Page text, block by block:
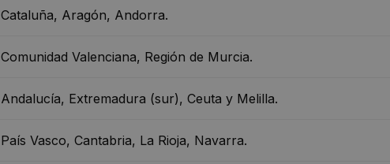
Cataluña, Aragón, Andorra.
Comunidad Valenciana, Región de Murcia.
Andalucía, Extremadura (sur), Ceuta y Melilla.
País Vasco, Cantabria, La Rioja, Navarra.